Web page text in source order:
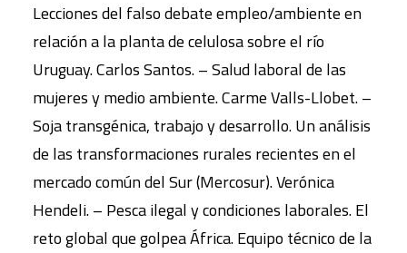
Lecciones del falso debate empleo/ambiente en
relación a la planta de celulosa sobre el río
Uruguay. Carlos Santos. – Salud laboral de las
mujeres y medio ambiente. Carme Valls-Llobet. –
Soja transgénica, trabajo y desarrollo. Un análisis
de las transformaciones rurales recientes en el
mercado común del Sur (Mercosur). Verónica
Hendeli. – Pesca ilegal y condiciones laborales. El
reto global que golpea África. Equipo técnico de la